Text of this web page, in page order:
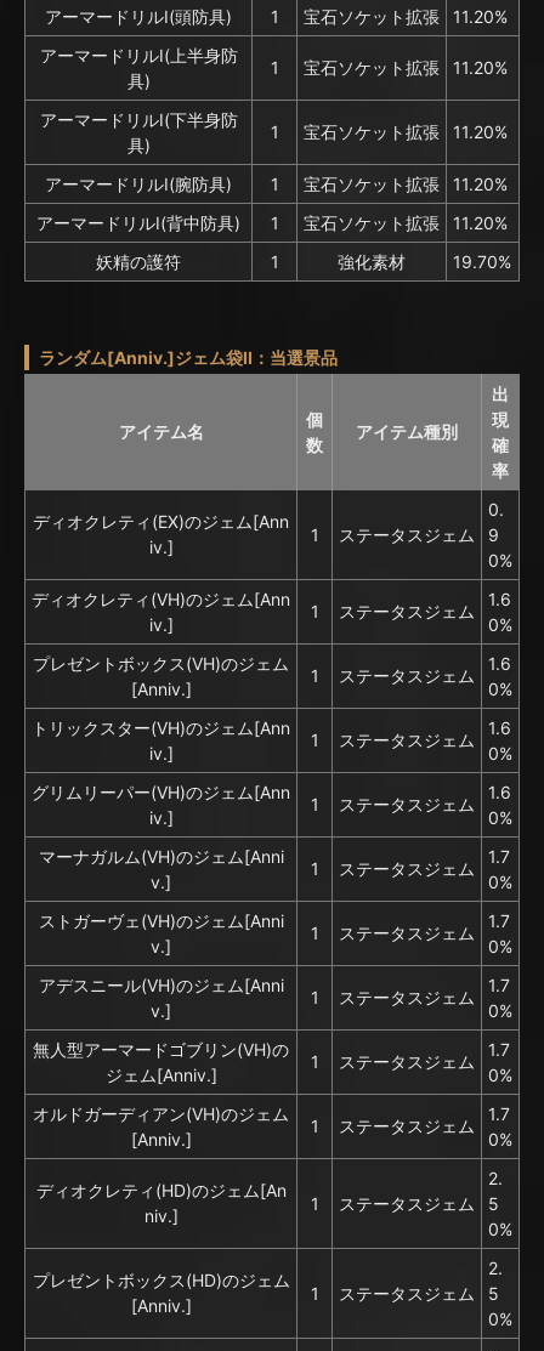
アーマードリルⅠ(頭防具) 1 宝石ソケット拡張
11.20%
アーマードリルⅠ(上半身防
具)
1 宝石ソケット拡張 11.20%
アーマードリルⅠ(下半身防
具)
1 宝石ソケット拡張 11.20%
アーマードリルⅠ(腕防具) 1 宝石ソケット拡張
11.20%
アーマードリルⅠ(背中防具)
1 宝石ソケット拡張
11.20%
妖精の護符
1 強化素材 19.70%
ランダム[Anniv.]ジェム袋II：当選景品
アイテム名
個
数
アイテム種別
出
現
確
率
ディオクレティ(EX)のジェム[Ann
iv.]
1 ステータスジェム
0.
9
0%
ディオクレティ(VH)のジェム[Ann
iv.]
1 ステータスジェム
1.6
0%
プレゼントボックス(VH)のジェム
[Anniv.]
1 ステータスジェム
1.6
0%
トリックスター(VH)のジェム[Ann
iv.]
1 ステータスジェム
1.6
0%
グリムリーパー(VH)のジェム[Ann
iv.]
1 ステータスジェム
1.6
0%
マーナガルム(VH)のジェム[Anni
v.]
1 ステータスジェム
1.7
0%
ストガーヴェ(VH)のジェム[Anni
v.]
1 ステータスジェム
1.7
0%
アデスニール(VH)のジェム[Anni
v.]
1 ステータスジェム
1.7
0%
無人型アーマードゴブリン(VH)の
ジェム[Anniv.]
1 ステータスジェム
1.7
0%
オルドガーディアン(VH)のジェム
[Anniv.]
1 ステータスジェム
1.7
0%
ディオクレティ(HD)のジェム[An
niv.]
1 ステータスジェム
2.
5
0%
プレゼントボックス(HD)のジェム
[Anniv.]
1 ステータスジェム
2.
5
0%